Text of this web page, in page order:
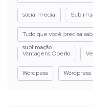
social media
Tudo que você precisa
sublimação
Vantagens Oberlo
Wordpess Wordpress